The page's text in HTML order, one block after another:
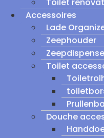
Accessoires
Lade
Zeephouder
Toilet
Douche